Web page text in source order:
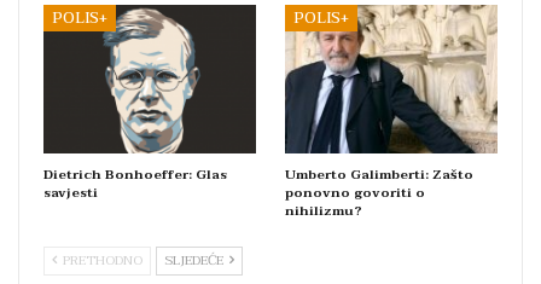
POLIS+
Dietrich Bonhoeffer: Glas
savjesti
POLIS+
Umberto Galimberti: Zašto
ponovno govoriti o
nihilizmu?
PRETHODNO SLJEDEĆE